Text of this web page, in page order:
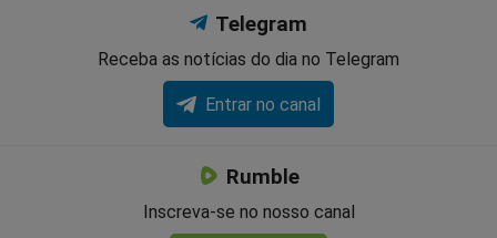
Telegram
Receba as notícias do dia no Telegram
Entrar no canal
Rumble
Inscreva-se no nosso canal